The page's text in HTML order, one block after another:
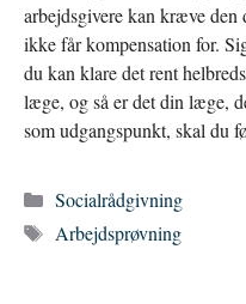
arbejdsgivere kan kræve den
ikke får kompensation for.
du kan klare det rent
læge, og så er det din læge,
som udgangspunkt, skal du
Kategorier
Socialrådgivning
Tags
Arbejdsprøvning